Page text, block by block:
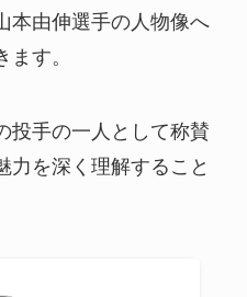
本由伸選手の人物像へ
す。
投手の一人として称賛
力を深く理解すること